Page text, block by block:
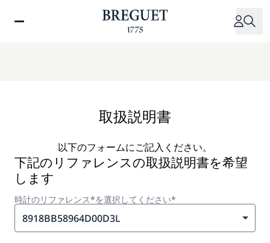
取扱説明書
以下のフォームにご記入ください。
下記のリファレンスの取扱説明書を希望
します
時計のリファレンス*を選択してください*
8918BB58964D00D3L